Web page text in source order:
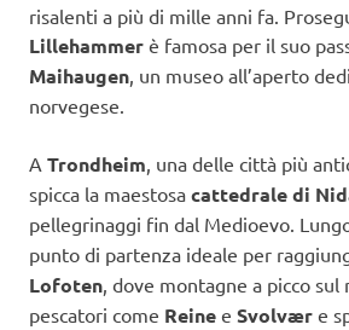
risalenti a più di mille anni fa.
Lillehammer è famosa per il suo
Maihaugen , un museo all’aperto
norvegese.
A Trondheim , una delle città più
spicca la maestosa cattedrale di
pellegrinaggi fin dal Medioevo.
punto di partenza ideale per
Lofoten , dove montagne a picco
pescatori come Reine e Svolvær e